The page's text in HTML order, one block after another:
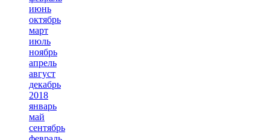
июнь
октябрь
март
июль
ноябрь
апрель
август
декабрь
2018
январь
май
сентябрь